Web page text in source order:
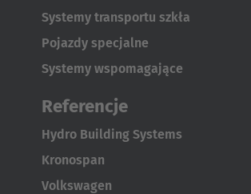
Systemy transportu szkła
Pojazdy specjalne
Systemy wspomagające
Referencje
Hydro Building Systems
Kronospan
Volkswagen